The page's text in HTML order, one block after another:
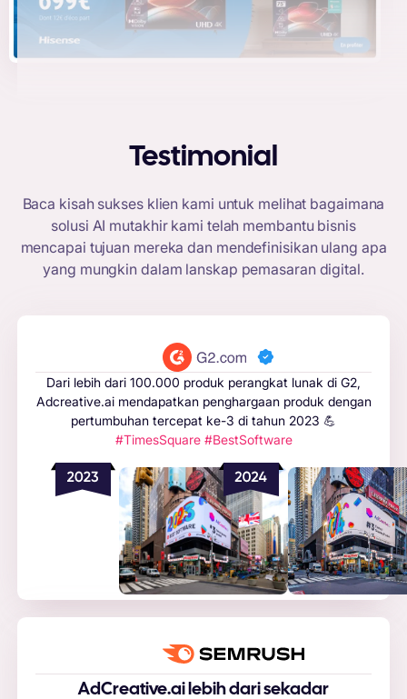
Testimonial
Baca kisah sukses klien kami untuk melihat bagaimana
solusi AI mutakhir kami telah membantu bisnis
mencapai tujuan mereka dan mendefinisikan ulang apa
yang mungkin dalam lanskap pemasaran digital.
Dari lebih dari 100.000 produk perangkat lunak di G2,
Adcreative.ai mendapatkan penghargaan produk dengan
pertumbuhan tercepat ke-3 di tahun 2023 💪
#TimesSquare #BestSoftware
AdCreative.ai lebih dari sekadar